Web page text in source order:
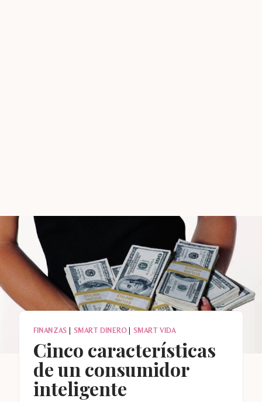
FINANZAS SMART DINERO| SMART VIDA
Cinco características
de un consumidor
inteligente